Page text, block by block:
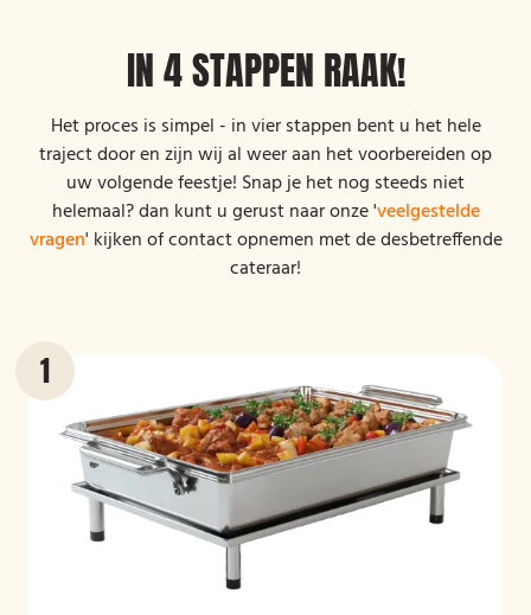
IN 4 STAPPEN RAAK!
Het proces is simpel - in vier stappen bent u het hele
traject door en zijn wij al weer aan het voorbereiden op
uw volgende feestje! Snap je het nog steeds niet
helemaal? dan kunt u gerust naar onze 'veelgestelde
vragen' kijken of contact opnemen met de desbetreffende
cateraar!